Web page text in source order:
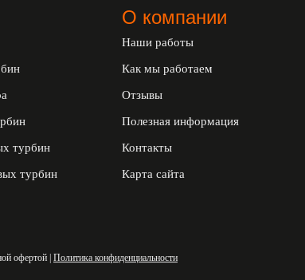
турбин
турбин
О компании
Наши работы
Как мы работаем
Отзывы
Полезная информация
Контакты
Карта сайта
офертой | Политика конфиденциальности